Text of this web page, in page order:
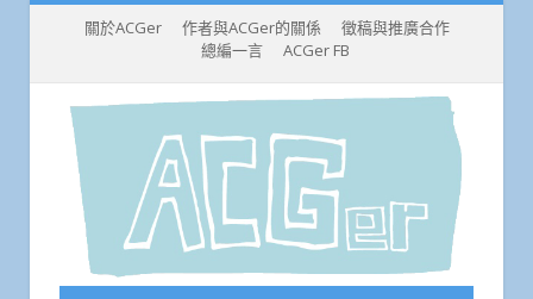
關於ACGer 作者與ACGer的關係
徵稿與推廣合作
總編一言
ACGer FB